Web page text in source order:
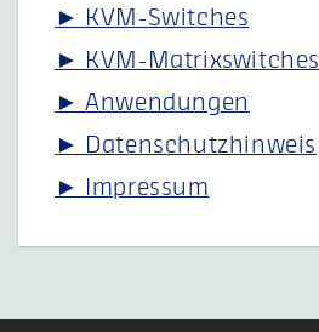
► KVM-Switches
► KVM-Matrixswitches
► Anwendungen
► Datenschutzhinweis
► Impressum